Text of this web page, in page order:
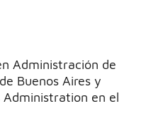
Administración de
Buenos Aires y
Administration en el